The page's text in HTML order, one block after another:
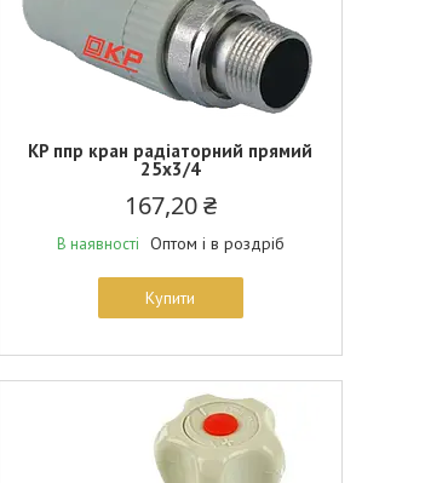
KP ппр кран радіаторний прямий
25x3/4
167,20 ₴
В наявності Оптом і в роздріб
Купити